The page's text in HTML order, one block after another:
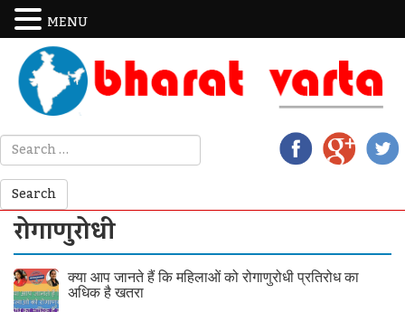
रोगाणुरोधी
क्या आप जानते हैं कि महिलाओं को रोगाणुरोधी प्रतिरोध का
अधिक है खतरा
MENU